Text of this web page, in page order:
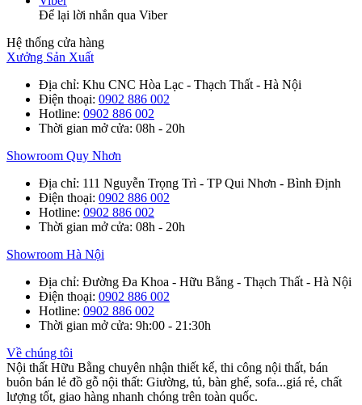
Để lại lời nhắn qua Viber
Hệ thống cửa hàng
Xưởng Sản Xuất
Địa chỉ: Khu CNC Hòa Lạc - Thạch Thất - Hà Nội
Điện thoại: 0902 886 002
Hotline: 0902 886 002
Thời gian mở cửa: 08h - 20h
Showroom Quy Nhơn
Địa chỉ: 111 Nguyễn Trọng Trì - TP Qui Nhơn - Bình Định
Điện thoại: 0902 886 002
Hotline: 0902 886 002
Thời gian mở cửa: 08h - 20h
Showroom Hà Nội
Địa chỉ: Đường Đa Khoa - Hữu Bằng - Thạch Thất - Hà Nội
Điện thoại: 0902 886 002
Hotline: 0902 886 002
Thời gian mở cửa: 9h:00 - 21:30h
Về chúng tôi
Nội thất Hữu Bằng chuyên nhận thiết kế, thi công nội thất, bán
buôn bán lẻ đồ gỗ nội thất: Giường, tủ, bàn ghế, sofa...giá rẻ, chất
lượng tốt, giao hàng nhanh chóng trên toàn quốc.